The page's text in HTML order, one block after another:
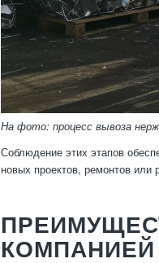
На фото: процесс вывоза
Соблюдение этих этапов
новых проектов, ремонтов или
КОМПАНИЕЙ